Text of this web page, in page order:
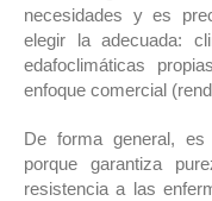
necesidades y es
elegir la adecuada:
edafoclimáticas
enfoque comercial
De forma general, es
porque garantiza
resistencia a las